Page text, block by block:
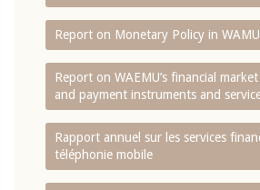
Report on Monetary Policy in WAMU
Report on WAEMU’s financial
and payment instruments and
Rapport annuel sur les services
téléphonie mobile